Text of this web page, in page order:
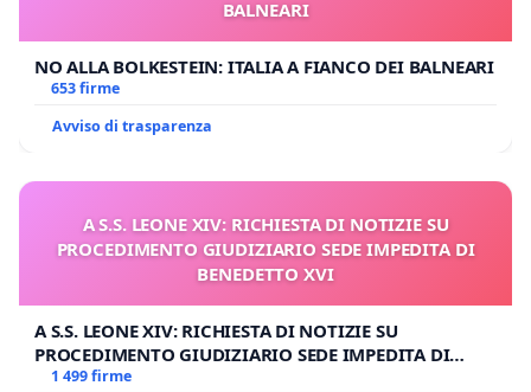
BALNEARI
NO ALLA BOLKESTEIN: ITALIA A FIANCO DEI BALNEARI
653 firme
Avviso di trasparenza
A S.S. LEONE XIV: RICHIESTA DI NOTIZIE SU
PROCEDIMENTO GIUDIZIARIO SEDE IMPEDITA DI
BENEDETTO XVI
A S.S. LEONE XIV: RICHIESTA DI NOTIZIE SU
PROCEDIMENTO GIUDIZIARIO SEDE IMPEDITA DI
BENEDETTO XVI
1 499 firme